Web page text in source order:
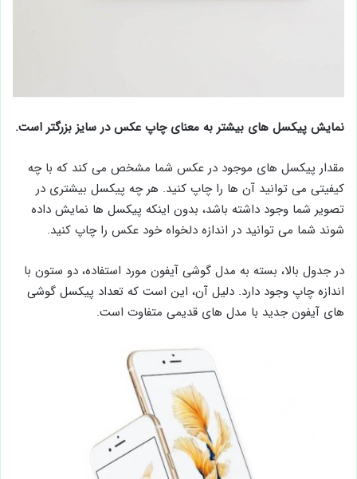
نمایش پیکسل های بیشتر به معنای چاپ عکس در سایز بزرگتر است.
مقدار پیکسل های موجود در عکس شما مشخص می کند که با چه
کیفیتی می توانید آن ها را چاپ کنید. هر چه پیکسل بیشتری در
تصویر شما وجود داشته باشد، بدون اینکه پیکسل ها نمایش داده
شوند شما می توانید در اندازه دلخواه خود عکس را چاپ کنید.
در جدول بالا، بسته به مدل گوشی آیفون مورد استفاده، دو ستون با
اندازه چاپ وجود دارد. دلیل آن، این است که تعداد پیکسل گوشی
های آیفون جدید با مدل های قدیمی متفاوت است.